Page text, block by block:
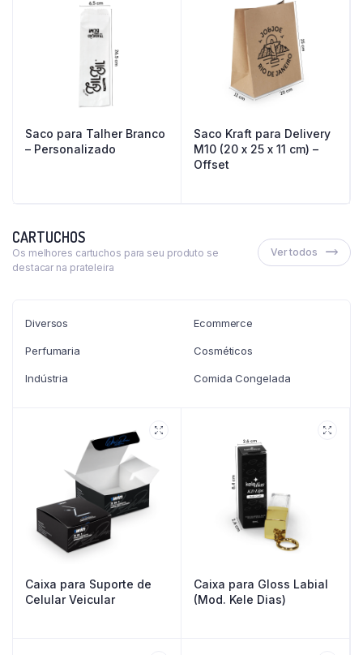
Saco para Talher Branco
– Personalizado
Saco Kraft para Delivery
M10 (20 x 25 x 11 cm) –
Offset
CARTUCHOS
Os melhores cartuchos para seu produto se
destacar na prateleira
Ver todos
Diversos Ecommerce
Perfumaria Cosméticos
Indústria Comida Congelada
Caixa para Suporte de
Celular Veicular
Caixa para Gloss Labial
(Mod. Kele Dias)